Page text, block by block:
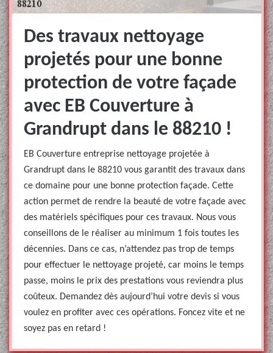
Des travaux nettoyage
projetés pour une bonne
protection de votre façade
avec EB Couverture à
Grandrupt dans le 88210 !
EB Couverture entreprise nettoyage projetée à
Grandrupt dans le 88210 vous garantit des travaux dans
ce domaine pour une bonne protection façade. Cette
action permet de rendre la beauté de votre façade avec
des matériels spécifiques pour ces travaux. Nous vous
conseillons de le réaliser au minimum 1 fois toutes les
décennies. Dans ce cas, n’attendez pas trop de temps
pour effectuer le nettoyage projeté, car moins le temps
passe, moins le prix des prestations vous reviendra plus
coûteux. Demandez dès aujourd’hui votre devis si vous
voulez en profiter avec ces opérations. Foncez vite et ne
soyez pas en retard !